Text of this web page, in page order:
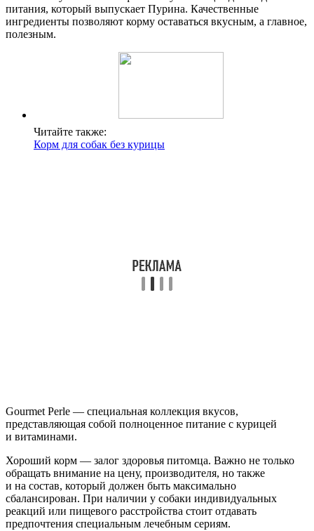
питания, который выпускает Пурина. Качественные
ингредиенты позволяют корму оставаться вкусным, а главное,
полезным.
Читайте также:
Корм для собак без курицы
Gourmet Perle — специальная коллекция вкусов,
представляющая собой полноценное питание с курицей
и витаминами.
Хороший корм — залог здоровья питомца. Важно не только
обращать внимание на цену, производителя, но также
и на состав, который должен быть максимально
сбалансирован. При наличии у собаки индивидуальных
реакций или пищевого расстройства стоит отдавать
предпочтения специальным лечебным сериям.